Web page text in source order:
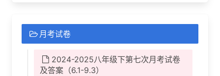
月考试卷
2024-2025八年级下第七次月考试卷
及答案（6.1-9.3）